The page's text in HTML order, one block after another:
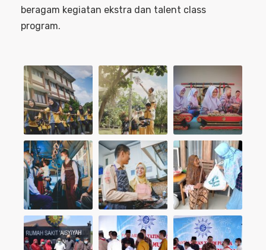
beragam kegiatan ekstra dan talent class
program.